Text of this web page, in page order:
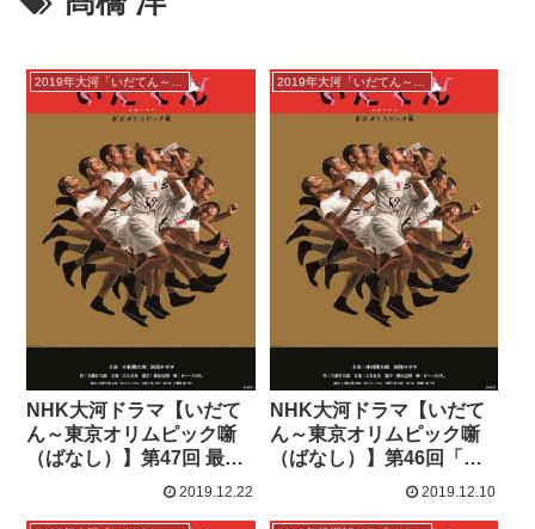
2019年大河「いだてん～東京オリムピック噺」
NHK大河ドラマ【いだて
ん～東京オリムピック噺
（ばなし）】第47回 最終
話「時間よ止まれ」感想
2019.12.22
2019年大河「いだてん～東京オリムピック噺」
NHK大河ドラマ【いだて
ん～東京オリムピック噺
（ばなし）】第46回「炎
のランナー」感想
2019.12.10